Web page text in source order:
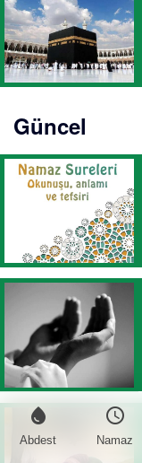
water_drop
Abdest
schedule
Namaz
Güncel